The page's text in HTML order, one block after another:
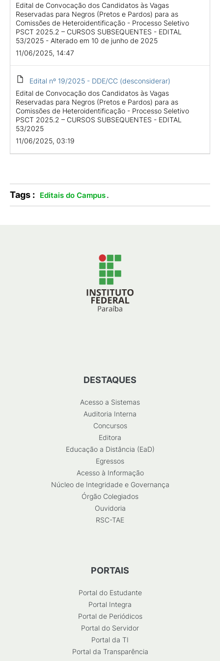
Edital de Convocação dos Candidatos às Vagas
Reservadas para Negros (Pretos e Pardos) para as
Comissões de Heteroidentificação - Processo Seletivo
PSCT 2025.2 – CURSOS SUBSEQUENTES - EDITAL
53/2025 - Alterado em 10 de junho de 2025
11/06/2025, 14:47
Edital nº 19/2025 - DDE/CC (desconsiderar)
Edital de Convocação dos Candidatos às Vagas
Reservadas para Negros (Pretos e Pardos) para as
Comissões de Heteroidentificação - Processo Seletivo
PSCT 2025.2 – CURSOS SUBSEQUENTES - EDITAL
53/2025
11/06/2025, 03:19
Tags : Editais do Campus.
DESTAQUES
Acesso a Sistemas
Auditoria Interna
Concursos
Editora
Educação a Distância (EaD)
Egressos
Acesso à Informação
Núcleo de Integridade e Governança
Órgão Colegiados
Ouvidoria
RSC-TAE
PORTAIS
Portal do Estudante
Portal Integra
Portal de Periódicos
Portal do Servidor
Portal da TI
Portal da Transparência